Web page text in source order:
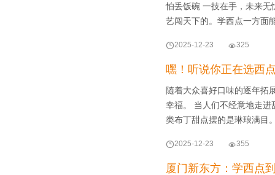
怕丢饭碗 一技在手，未来
艺闯天下的。学西点一方
2025-12-23 325
嘿！听说你正在选西
随着大众喜好口味的逐年拓
幸福。 当人们不经意地走
类布丁甜点摆的是琳琅满
2025-12-23 355
厦门新东方：学西点